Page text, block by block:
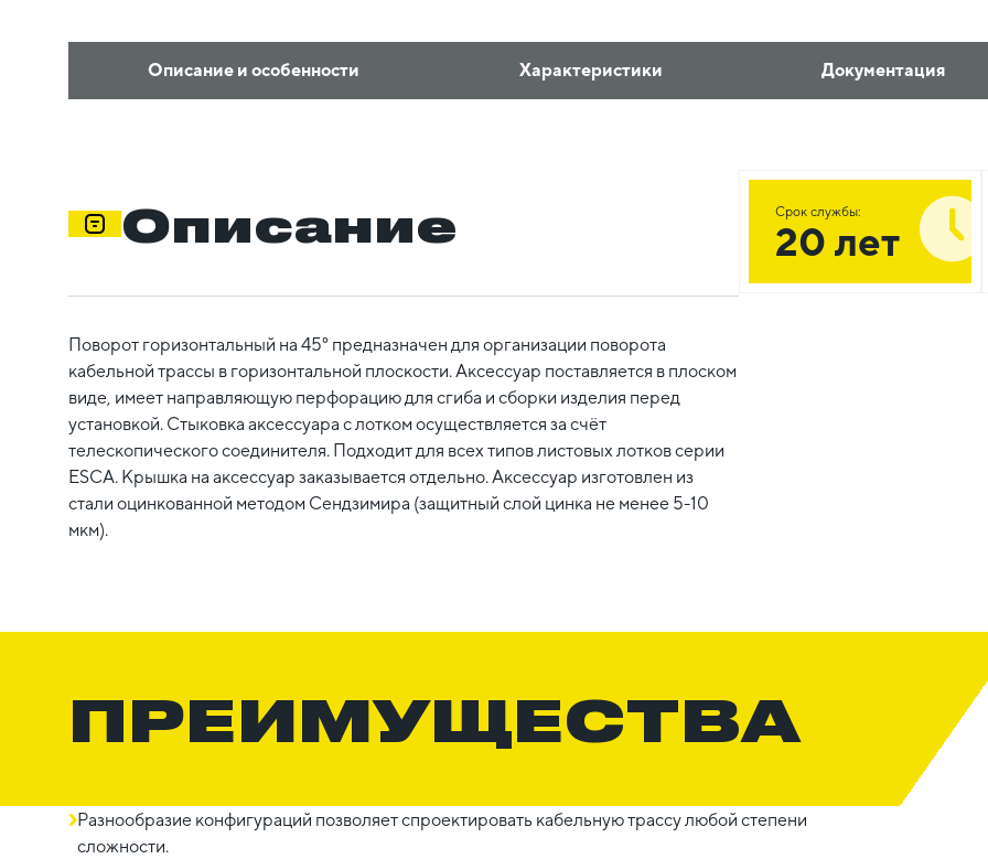
Описание и особенности Характеристики Документация
Описание
Поворот горизонтальный на 45° предназначен для организации поворота
кабельной трассы в горизонтальной плоскости. Аксессуар поставляется в плоском
виде, имеет направляющую перфорацию для сгиба и сборки изделия перед
установкой. Стыковка аксессуара с лотком осуществляется за счёт
телескопического соединителя. Подходит для всех типов листовых лотков серии
ESCA. Крышка на аксессуар заказывается отдельно. Аксессуар изготовлен из
стали оцинкованной методом Сендзимира (защитный слой цинка не менее 5-10
мкм).
Срок службы:
20 лет
ПРЕИМУЩЕСТВА
Разнообразие конфигураций позволяет спроектировать кабельную трассу любой степени
сложности.